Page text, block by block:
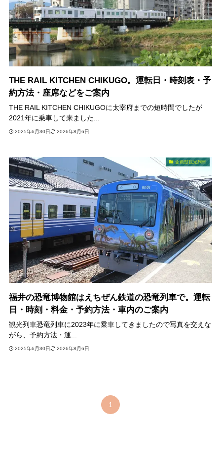
THE RAIL KITCHEN CHIKUGO。運転日・時刻表・予
約方法・座席などをご案内
THE RAIL KITCHEN CHIKUGOに太宰府までの短時間でしたが
2021年に乗車して来ました...
2025年6月30日 2026年8月6日
企画型観光列車
福井の恐竜博物館はえちぜん鉄道の恐竜列車で。運転
日・時刻・料金・予約方法・車内のご案内
観光列車恐竜列車に2023年に乗車してきましたので写真を交えな
がら、予約方法・運...
2025年6月30日 2026年8月6日
1